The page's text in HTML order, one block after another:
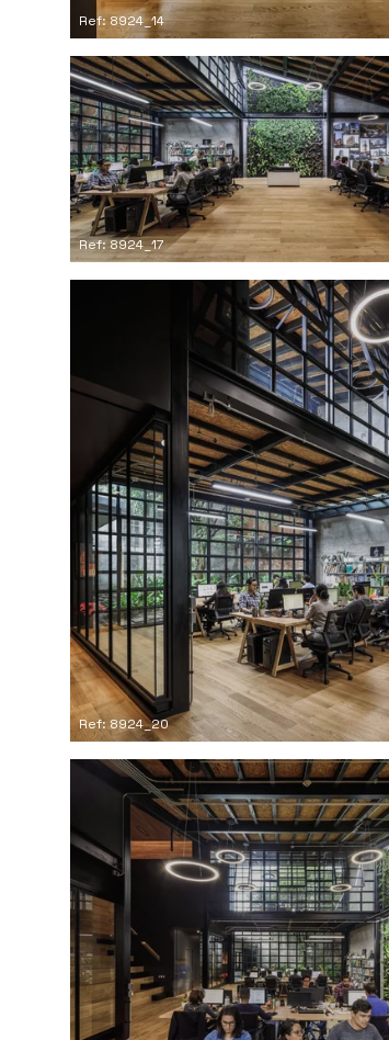
Ref: 8924_14
Ref: 8924_17
Ref: 8924_20